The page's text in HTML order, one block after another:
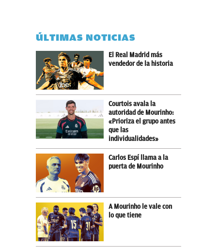
ÚLTIMAS NOTICIAS
El Real Madrid más
vendedor de la historia
Courtois avala la
autoridad de Mourinho:
«Prioriza el grupo antes
que las
individualidades»
Carlos Espí llama a la
puerta de Mourinho
A Mourinho le vale con
lo que tiene